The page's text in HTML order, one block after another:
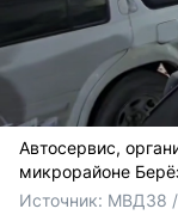
Автосервис,
микрорайоне
Источник: МВД38 /